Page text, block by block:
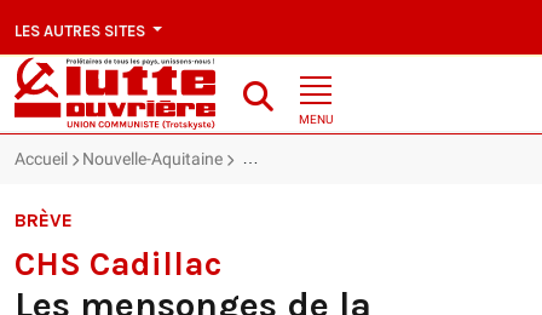
LES AUTRES SITES
MENU
Accueil Nouvelle-Aquitaine CHS Cadillac : Les mensonges de la
BRÈVE
CHS Cadillac
Les mensonges de la